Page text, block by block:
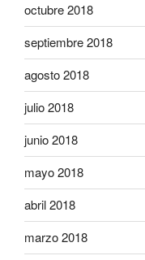
octubre 2018
septiembre 2018
agosto 2018
julio 2018
junio 2018
mayo 2018
abril 2018
marzo 2018